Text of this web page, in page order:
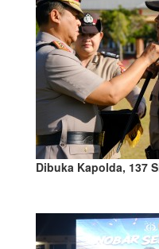
Dibuka Kapolda, 137